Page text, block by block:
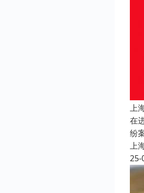
上
在
纷
上
25-